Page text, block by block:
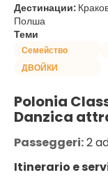
Дестинации:
Полша
Теми
Семейство
ДВОЙКИ
Polonia
Danzica
Passeggeri: 2
Itinerario e